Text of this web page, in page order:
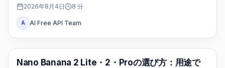
2026年8月4日 8 分
A AI Free API Team
AI画像モデル
Nano Banana 2 Lite・2・Proの選び方：用途で